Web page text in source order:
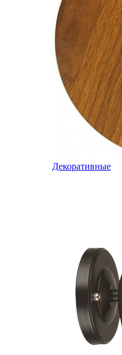
Декоративные